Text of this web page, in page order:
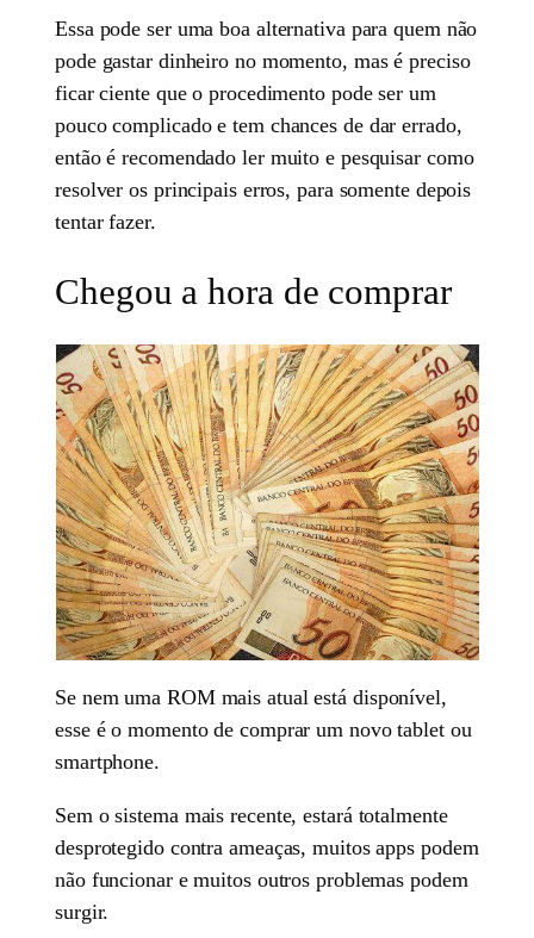
Essa pode ser uma boa alternativa para quem não
pode gastar dinheiro no momento, mas é preciso
ficar ciente que o procedimento pode ser um
pouco complicado e tem chances de dar errado,
então é recomendado ler muito e pesquisar como
resolver os principais erros, para somente depois
tentar fazer.
Chegou a hora de comprar
Se nem uma ROM mais atual está disponível,
esse é o momento de comprar um novo tablet ou
smartphone.
Sem o sistema mais recente, estará totalmente
desprotegido contra ameaças, muitos apps podem
não funcionar e muitos outros problemas podem
surgir.